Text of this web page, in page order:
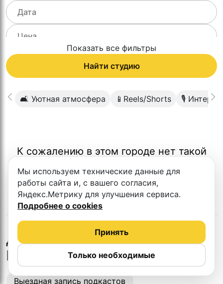
Показать все фильтры
Найти студию
🛋 Уютная атмосфера 📱Reels/Shorts 🎙
К сожалению в этом городе нет такой
Другие студии во
Владивостоке
Выездная запись подкастов
Мы используем технические данные для
работы сайта и, с вашего согласия,
Яндекс.Метрику для улучшения сервиса.
Подробнее о cookies
Только необходимые
Принять